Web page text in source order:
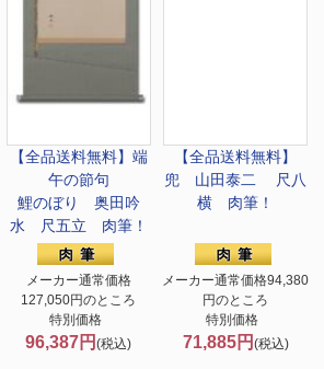
【全品送料無料】端
午の節句
鯉のぼり 奥田吟
水 尺五立 肉筆！
メーカー通常価格
127,050円のところ
特別価格
96,387円(税込)
【全品送料無料】
兜 山田泰二 尺八
横 肉筆！
メーカー通常価格94,380
円のところ
特別価格
71,885円 (税込)